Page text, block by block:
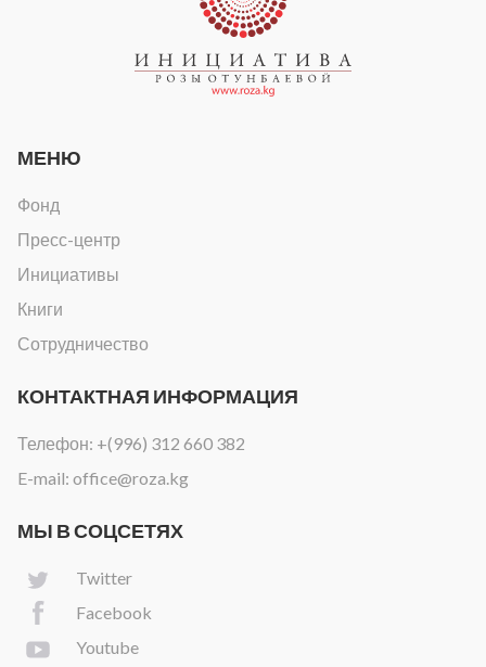
МЕНЮ
Фонд
Пресс-центр
Инициативы
Книги
Сотрудничество
КОНТАКТНАЯ ИНФОРМАЦИЯ
Телефон: +(996) 312 660 382
E-mail: office@roza.kg
МЫ В СОЦСЕТЯХ
Twitter
Facebook
Youtube